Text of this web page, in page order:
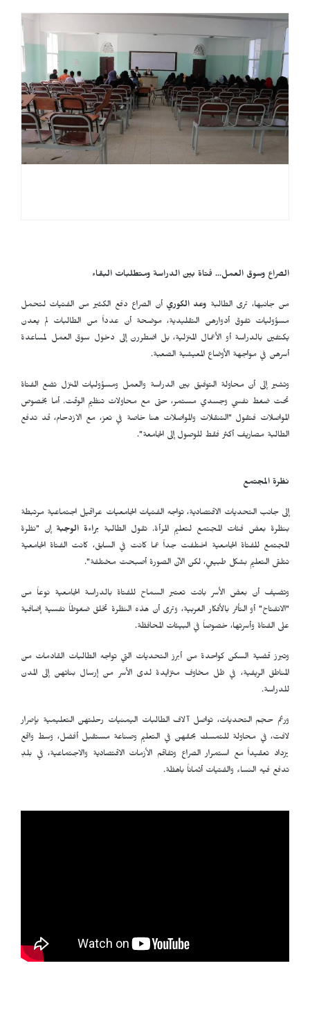
الصراع وسوق العمل... فتاة بين الدراسة ومتطلبات البقاء
من جانبها، ترى الطالبة وعد الكوري أن الصراع دفع الكثير من الفتيات لتحمل
مسؤوليات تفوق أدوارهن التقليدية، موضحة أن عدداً من الطالبات لم يعدن
يكتفين بالدراسة أو الأعمال المنزلية، بل اضطررن إلى دخول سوق العمل لمساعدة
أسرهن في مواجهة الأوضاع المعيشية الصعبة.
وتشير إلى أن محاولة التوفيق بين الدراسة والعمل ومسؤوليات المنزل تضع الفتاة
تحت ضغط نفسي وجسدي مستمر، حتى مع محاولات تنظيم الوقت. أما بخصوص
المواصلات فتقول "التنقلات والمواصلات هنا خاصة في تعز، مع الازدحام، قد تدفع
الطالبة مصاريف أكثر فقط للوصول إلى الجامعة".
نظرة المجتمع
إلى جانب التحديات الاقتصادية، تواجه الفتيات الجامعيات عراقيل اجتماعية مرتبطة
بنظرة بعض فئات المجتمع لتعليم المرأة. تقول الطالبة براءة الوجبة إن "نظرة
المجتمع للفتاة الجامعية اختلفت جداً عما كانت في السابق، كانت الفتاة الجامعية
تتلقى التعليم بشكل طبيعي، لكن الآن الصورة أصبحت مختلفة".
وتضيف أن بعض الأسر باتت تعتبر السماح للفتاة بالدراسة الجامعية نوعاً من
"الانفتاح" أو التأثر بالأفكار الغربية، وترى أن هذه النظرة تخلق ضغوطاً نفسية إضافية
على الفتاة وأسرتها، خصوصاً في البيئات المحافظة.
وتبرز قضية السكن كواحدة من أبرز التحديات التي تواجه الطالبات القادمات من
المناطق الريفية، في ظل مخاوف متزايدة لدى الأسر من إرسال بناتهن إلى المدن
للدراسة.
ورغم حجم التحديات، تواصل آلاف الطالبات اليمنيات رحلتهن التعليمية بإصرار
لافت، في محاولة للتمسك بحقهن في التعليم وصناعة مستقبل أفضل، وسط واقع
يزداد تعقيداً مع استمرار الصراع وتفاقم الأزمات الاقتصادية والاجتماعية، في بلدٍ
تدفع فيه النساء والفتيات أثماناً باهظة.